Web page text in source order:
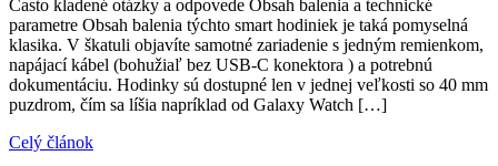
Často kladené otázky a odpovede Obsah balenia a technické
parametre Obsah balenia týchto smart hodiniek je taká pomyselná
klasika. V škatuli objavíte samotné zariadenie s jedným remienkom,
napájací kábel (bohužiaľ bez USB-C konektora ) a potrebnú
dokumentáciu. Hodinky sú dostupné len v jednej veľkosti so 40 mm
puzdrom, čím sa líšia napríklad od Galaxy Watch […]
Celý článok